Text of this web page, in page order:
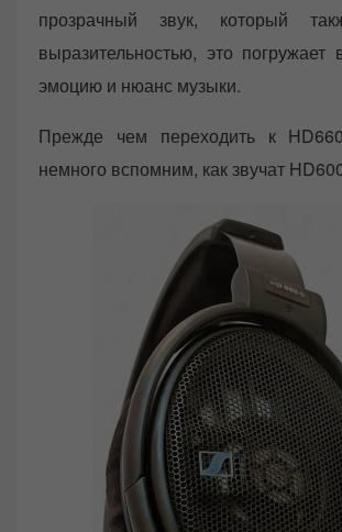
прозрачный звук, который
выразительностью, это
эмоцию и нюанс музыки.
Прежде чем переходить к
немного вспомним, как звучат